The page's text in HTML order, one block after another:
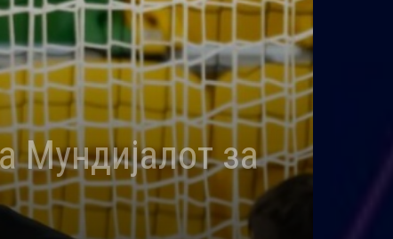
Мундијалот за